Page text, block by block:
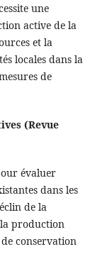
une
active de la
et la
locales dans la
de
(Revue
évaluer
dans les
de la
production
conservation